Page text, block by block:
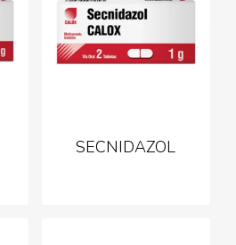
SECNIDAZOL